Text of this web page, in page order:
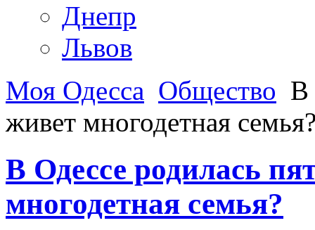
Днепр
Львов
Моя Одесса Общество В
живет многодетная
В Одессе родилась
многодетная семья?